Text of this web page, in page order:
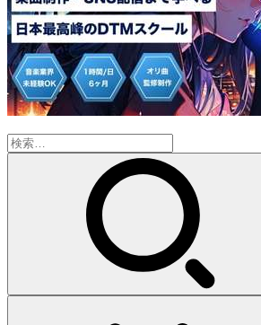
検
索: